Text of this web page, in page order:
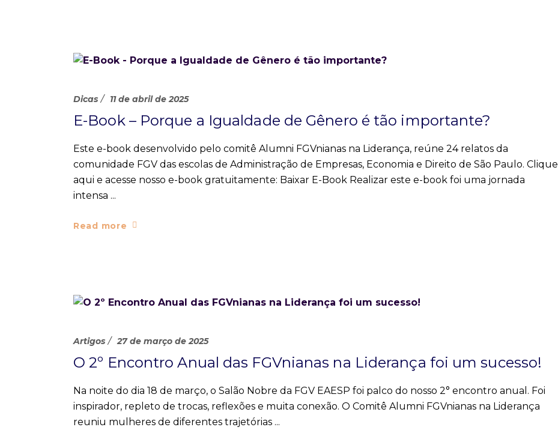
Dicas 11 de abril de 2025
E-Book – Porque a Igualdade de Gênero é tão importante?
Este e-book desenvolvido pelo comitê Alumni FGVnianas na Liderança, reúne 24 relatos da
comunidade FGV das escolas de Administração de Empresas, Economia e Direito de São Paulo. Clique
aqui e acesse nosso e-book gratuitamente: Baixar E-Book Realizar este e-book foi uma jornada
intensa
Read more
Artigos 27 de março de 2025
O 2º Encontro Anual das FGVnianas na Liderança foi um sucesso!
Na noite do dia 18 de março, o Salão Nobre da FGV EAESP foi palco do nosso 2° encontro anual. Foi
inspirador, repleto de trocas, reflexões e muita conexão. O Comitê Alumni FGVnianas na Liderança
reuniu mulheres de diferentes trajetórias